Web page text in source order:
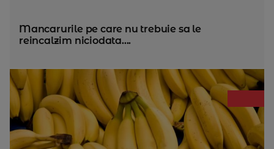
Mancarurile pe care nu trebuie sa le
reincalzim niciodata....